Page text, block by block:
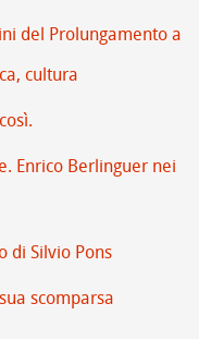
del Prolungamento a
cultura
Enrico Berlinguer nei
di Silvio Pons
scomparsa